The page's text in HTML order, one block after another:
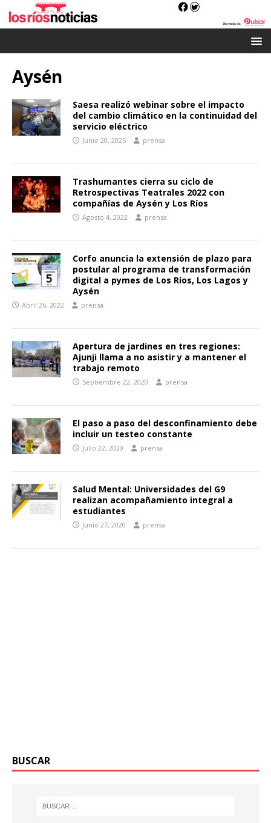
Aysén
Saesa realizó webinar sobre el impacto
del cambio climático en la continuidad del
servicio eléctrico
Junio 20, 2025 prensa
Trashumantes cierra su ciclo de
Retrospectivas Teatrales 2022 con
compañías de Aysén y Los Ríos
Agosto 4, 2022 prensa
Corfo anuncia la extensión de plazo para
postular al programa de transformación
digital a pymes de Los Ríos, Los Lagos y
Aysén
Abril 26, 2022 prensa
Apertura de jardines en tres regiones:
Ajunji llama a no asistir y a mantener el
trabajo remoto
Septiembre 22, 2020 prensa
El paso a paso del desconfinamiento debe
incluir un testeo constante
Julio 22, 2020 prensa
Salud Mental: Universidades del G9
realizan acompañamiento integral a
estudiantes
Junio 27, 2020 prensa
BUSCAR